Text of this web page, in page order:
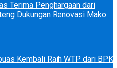
Terima Penghargaan dari
Dukungan Renovasi Mako
Kembali Raih WTP dari BPK